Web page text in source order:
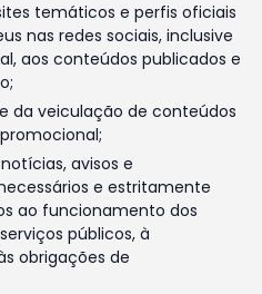
temáticos e perfis oficiais
nas redes sociais, inclusive
aos conteúdos publicados e
da veiculação de conteúdos
avisos e
e estritamente
ao funcionamento dos
públicos, à
obrigações de